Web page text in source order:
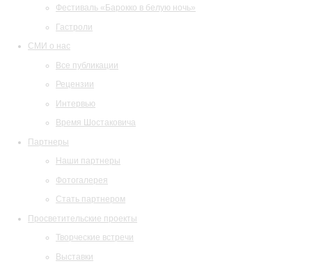
Фестиваль «Барокко в белую ночь»
Гастроли
СМИ о нас
Все публикации
Рецензии
Интервью
Время Шостаковича
Партнеры
Наши партнеры
Фотогалерея
Стать партнером
Просветительские проекты
Творческие встречи
Выставки